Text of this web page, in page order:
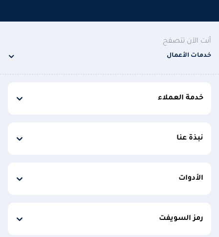
أنت الآن تتصفح
خدمات الأعمال
خدمة العملاء
نبذة عنا
الأدوات
رمز السويفت